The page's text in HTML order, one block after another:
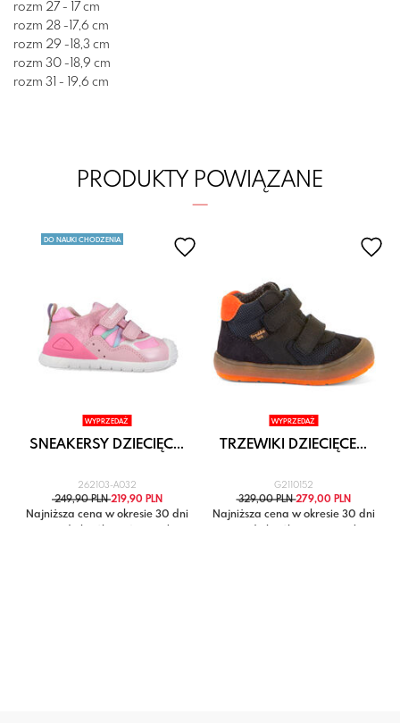
rozm 27 - 17 cm
rozm 28 -17,6 cm
rozm 29 -18,3 cm
rozm 30 -18,9 cm
rozm 31 - 19,6 cm
PRODUKTY POWIĄZANE
DO NAUKI CHODZENIA
WYPRZEDAŻ
SNEAKERSY DZIECIĘC...
262103-A032
249,90 PLN219,90 PLN
Najniższa cena w okresie 30 dni
WYPRZEDAŻ
TRZEWIKI DZIECIĘCE...
G2110152
329,00 PLN279,00 PLN
Najniższa cena w okresie 30 dni